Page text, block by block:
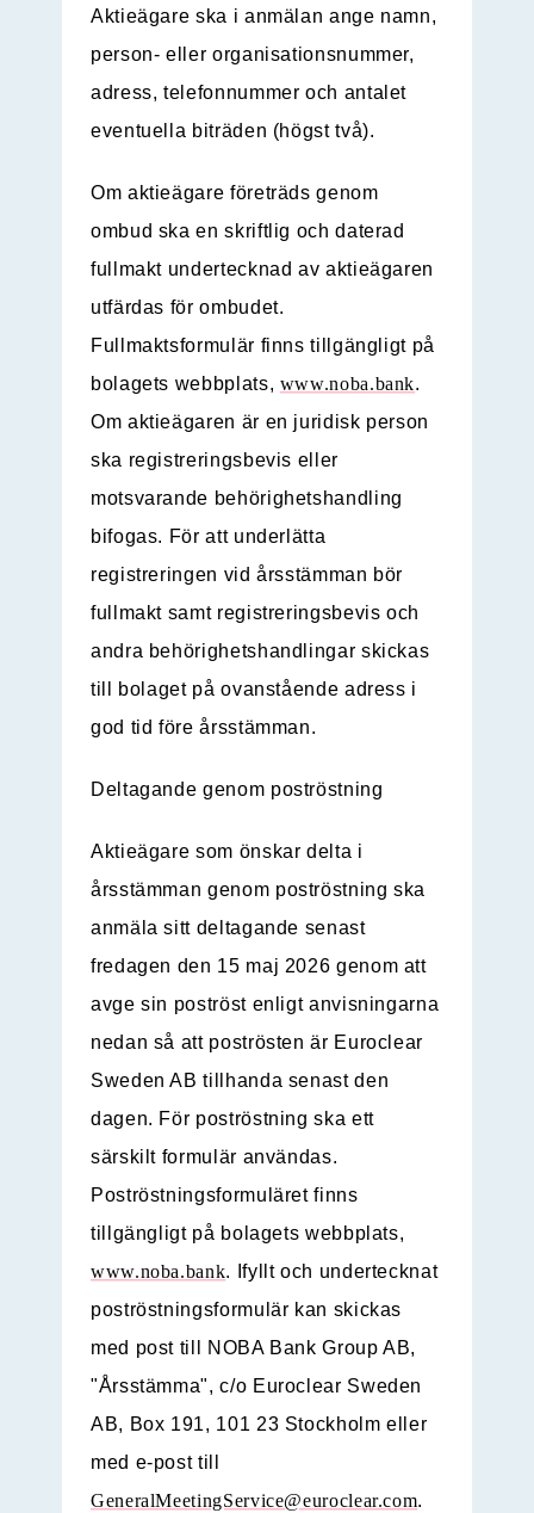
Aktieägare ska i anmälan ange namn,
person- eller organisationsnummer,
adress, telefonnummer och antalet
eventuella biträden (högst två).
Om aktieägare företräds genom
ombud ska en skriftlig och daterad
fullmakt undertecknad av aktieägaren
utfärdas för ombudet.
Fullmaktsformulär finns tillgängligt på
bolagets webbplats, www.noba.bank.
Om aktieägaren är en juridisk person
ska registreringsbevis eller
motsvarande behörighetshandling
bifogas. För att underlätta
registreringen vid årsstämman bör
fullmakt samt registreringsbevis och
andra behörighetshandlingar skickas
till bolaget på ovanstående adress i
god tid före årsstämman.
Deltagande genom poströstning
Aktieägare som önskar delta i
årsstämman genom poströstning ska
anmäla sitt deltagande senast
fredagen den 15 maj 2026 genom att
avge sin poströst enligt anvisningarna
nedan så att poströsten är Euroclear
Sweden AB tillhanda senast den
dagen. För poströstning ska ett
särskilt formulär användas.
Poströstningsformuläret finns
tillgängligt på bolagets webbplats,
www.noba.bank. Ifyllt och undertecknat
poströstningsformulär kan skickas
med post till NOBA Bank Group AB,
"Årsstämma", c/o Euroclear Sweden
AB, Box 191, 101 23 Stockholm eller
med e-post till
GeneralMeetingService@euroclear.com.